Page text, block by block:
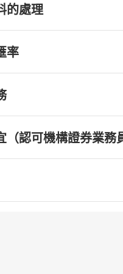
的處理
率
（認可機構證券業務